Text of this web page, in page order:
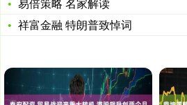
易倍策略 名家解读
祥富金融 特朗普致悼词